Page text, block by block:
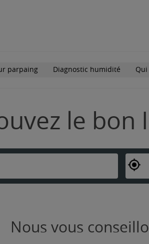
parpaing Diagnostic humidité Qui
le
Nous vous